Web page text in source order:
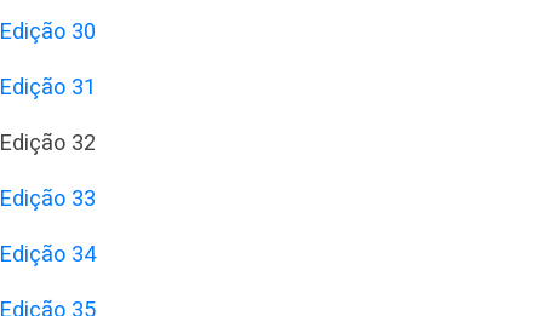
Edição 30
Edição 31
Edição 32
Edição 33
Edição 34
Edição 35